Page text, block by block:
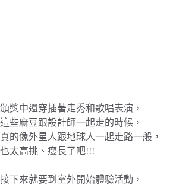
頒獎中還穿插著走秀和歌唱表演，
這些麻豆跟設計師一起走的時候，
真的像外星人跟地球人一起走路一般，
也太高挑、瘦長了吧!!!
接下來就要到室外開始體驗活動，